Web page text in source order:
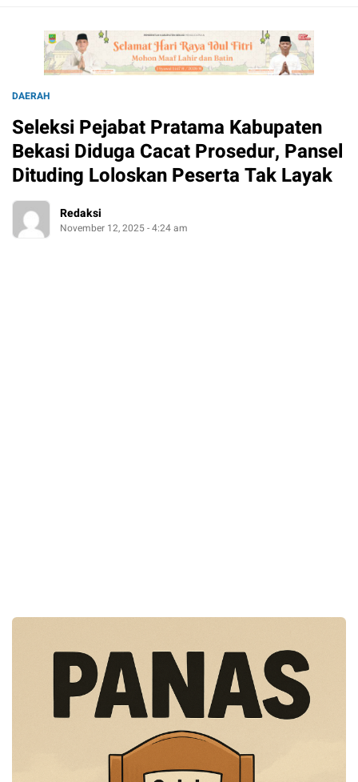
DAERAH
Seleksi Pejabat Pratama Kabupaten
Bekasi Diduga Cacat Prosedur, Pansel
Dituding Loloskan Peserta Tak Layak
Redaksi
November 12, 2025 - 4:24 am